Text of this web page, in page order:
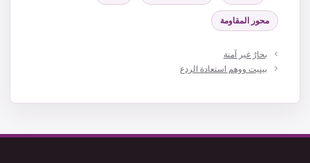
محور المقاومة
بحارٌ غير آمنة
بينيت ووهم استعادة الردع